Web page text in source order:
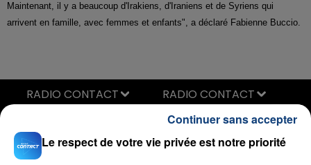
Maintenant, il y a beaucoup d'Irakiens, d'Iraniens et de Syriens qui
arrivent en famille, avec femmes et enfants", a déclaré Fabienne Buccio.
RADIO CONTACT
Le respect de votre vie privée est notre priorité
Continuer sans accepter